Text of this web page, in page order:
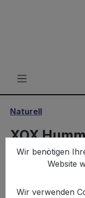
Naturell
XOX
Wir benötigen
Website
Wir verwenden